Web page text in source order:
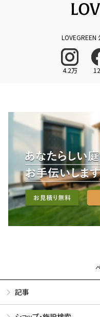
LOVEGREEN
4.2万
記事